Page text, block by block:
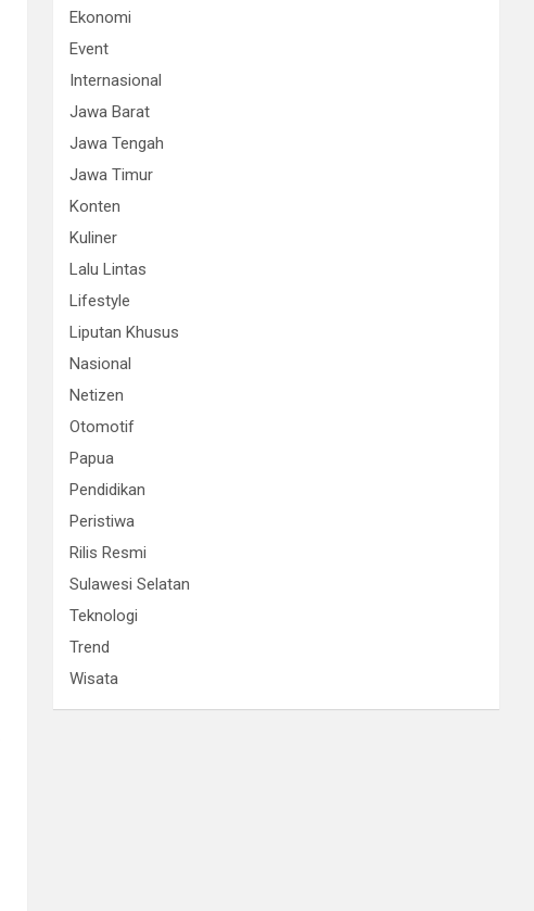
Ekonomi
Event
Internasional
Jawa Barat
Jawa Tengah
Jawa Timur
Konten
Kuliner
Lalu Lintas
Lifestyle
Liputan Khusus
Nasional
Netizen
Otomotif
Papua
Pendidikan
Peristiwa
Rilis Resmi
Sulawesi Selatan
Teknologi
Trend
Wisata